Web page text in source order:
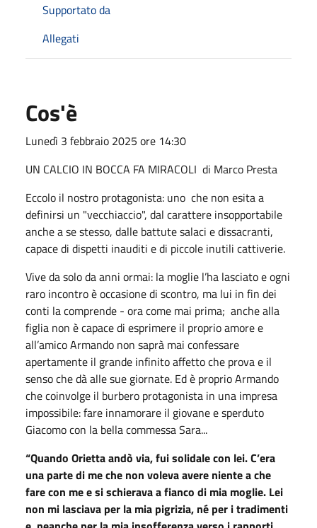
Supportato da
Allegati
Cos'è
Lunedì 3 febbraio 2025 ore 14:30
UN CALCIO IN BOCCA FA MIRACOLI di Marco Presta
Eccolo il nostro protagonista: uno che non esita a
definirsi un "vecchiaccio", dal carattere insopportabile
anche a se stesso, dalle battute salaci e dissacranti,
capace di dispetti inauditi e di piccole inutili cattiverie.
Vive da solo da anni ormai: la moglie l’ha lasciato e ogni
raro incontro è occasione di scontro, ma lui in fin dei
conti la comprende - ora come mai prima; anche alla
figlia non è capace di esprimere il proprio amore e
all’amico Armando non saprà mai confessare
apertamente il grande infinito affetto che prova e il
senso che dà alle sue giornate. Ed è proprio Armando
che coinvolge il burbero protagonista in una impresa
impossibile: fare innamorare il giovane e sperduto
Giacomo con la bella commessa Sara...
“Quando Orietta andò via, fui solidale con lei. C’era
una parte di me che non voleva avere niente a che
fare con me e si schierava a fianco di mia moglie. Lei
non mi lasciava per la mia pigrizia, né per i tradimenti